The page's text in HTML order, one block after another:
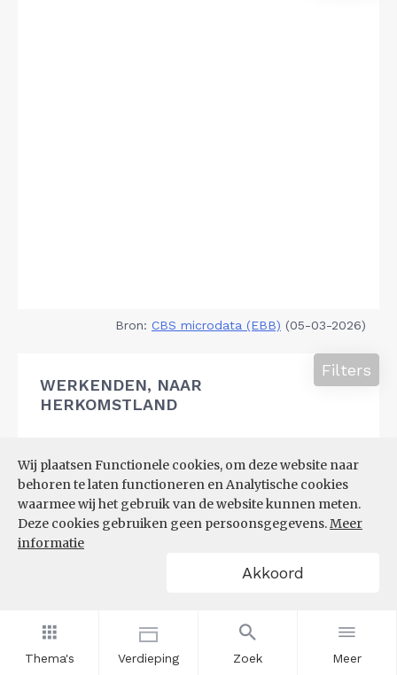
Thema's Verdieping Zoek Meer
Wij plaatsen Functionele cookies, om deze website naar
behoren te laten functioneren en Analytische cookies
waarmee wij het gebruik van de website kunnen meten.
Deze cookies gebruiken geen persoonsgegevens.Meer
informatie
Akkoord
Bron: CBS microdata (EBB) (05-03-2026)
WERKENDEN, NAAR
HERKOMSTLAND
Filters